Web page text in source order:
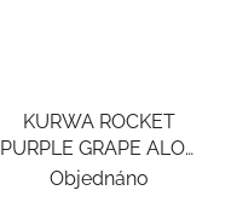
KURWA ROCKET
PURPLE GRAPE ALOE
ICE
Objednáno